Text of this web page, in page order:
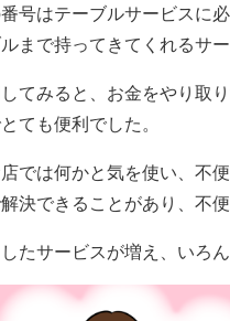
号はテーブルサービスに必
まで持ってきてくれるサー
てみると、お金をやり取り
ても便利でした。
では何かと気を使い、不便
決できることがあり、 不
たサービスが増え、 いろ